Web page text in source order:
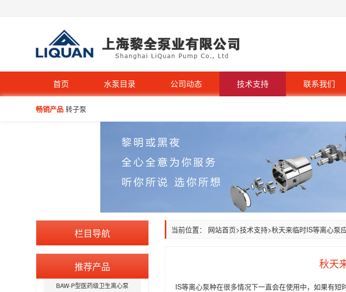
首页 水泵目录 公司动态 技术支持 联系我们
畅销产品 转子泵
栏目导航
推荐产品
WQP型不锈钢无堵塞潜水排污泵
BAW-P型医药级卫生离心泵
当前位置： 网站首页>技术支持>秋天来临时IS等离心泵
秋天
IS等离心泵种在很多情况下一直会在使用中，如果有